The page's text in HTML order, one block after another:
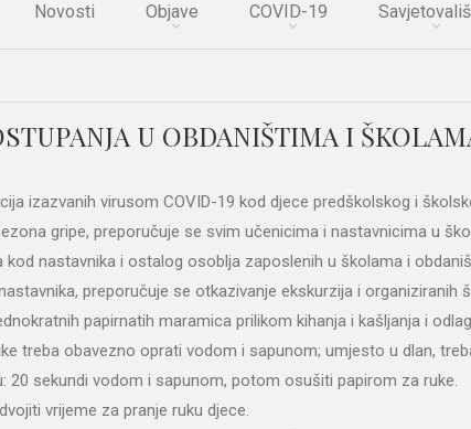
Novosti Objave COVID-19
U OBDANIŠTIMA I
izazvanih virusom COVID-19 kod djece predškolskog i
gripe, preporučuje se svim učenicima i nastavnicima u
kod nastavnika i ostalog osoblja zaposlenih u školama i
preporučuje se otkazivanje ekskurzija i
papirnatih maramica prilikom kihanja i kašljanja i
treba obavezno oprati vodom i sapunom; umjesto u dlan,
20 sekundi vodom i sapunom, potom osušiti papirom za ruke.
vrijeme za pranje ruku djece.